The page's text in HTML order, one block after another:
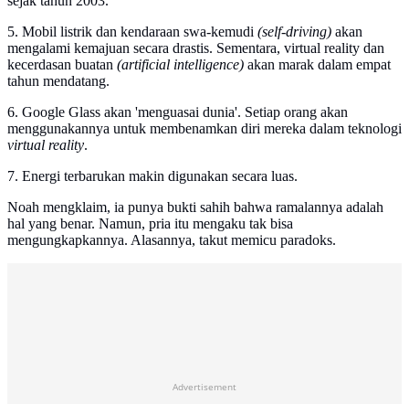
5. Mobil listrik dan kendaraan swa-kemudi (self-driving) akan
mengalami kemajuan secara drastis. Sementara, virtual reality dan
kecerdasan buatan (artificial intelligence) akan marak dalam empat
tahun mendatang.
6. Google Glass akan 'menguasai dunia'. Setiap orang akan
menggunakannya untuk membenamkan diri mereka dalam teknologi
virtual reality.
7. Energi terbarukan makin digunakan secara luas.
Noah mengklaim, ia punya bukti sahih bahwa ramalannya adalah
hal yang benar. Namun, pria itu mengaku tak bisa
mengungkapkannya. Alasannya, takut memicu paradoks.
Advertisement